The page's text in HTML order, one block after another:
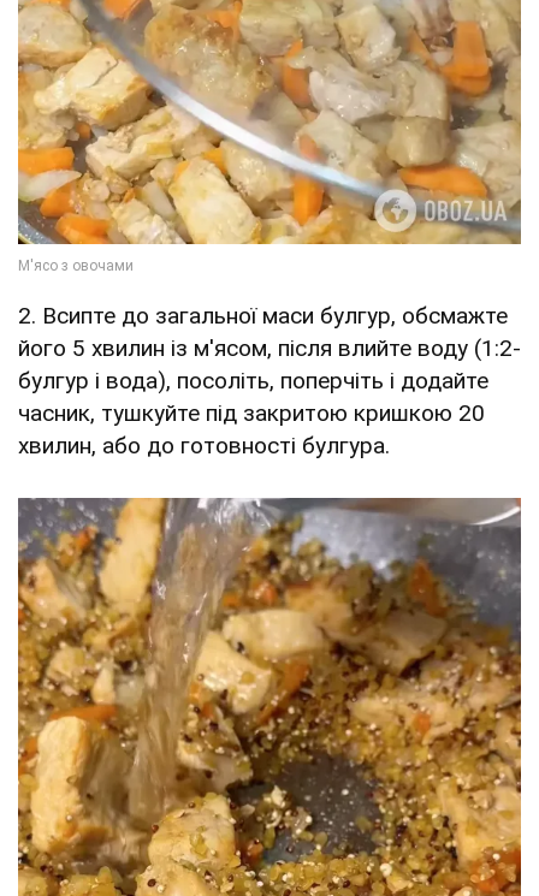
2. Всипте до загальної маси булгур, обсмажте
його 5 хвилин із м'ясом, після влийте воду (1:2-
булгур і вода), посоліть, поперчіть і додайте
часник, тушкуйте під закритою кришкою 20
хвилин, або до готовності булгура.